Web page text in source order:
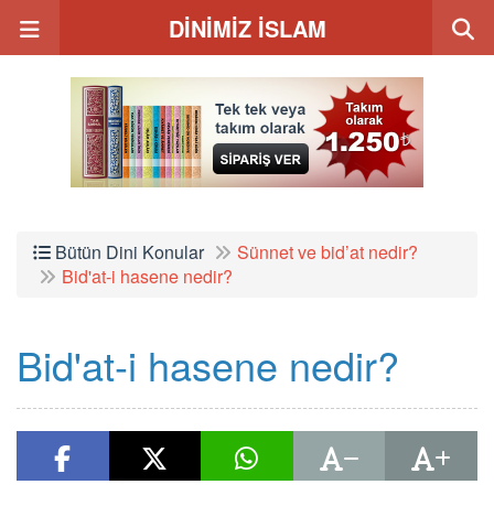
DİNİMİZ İSLAM
Bütün Dini Konular
Sünnet ve bid’at nedir?
Bid'at-i hasene nedir?
Bid'at-i hasene nedir?